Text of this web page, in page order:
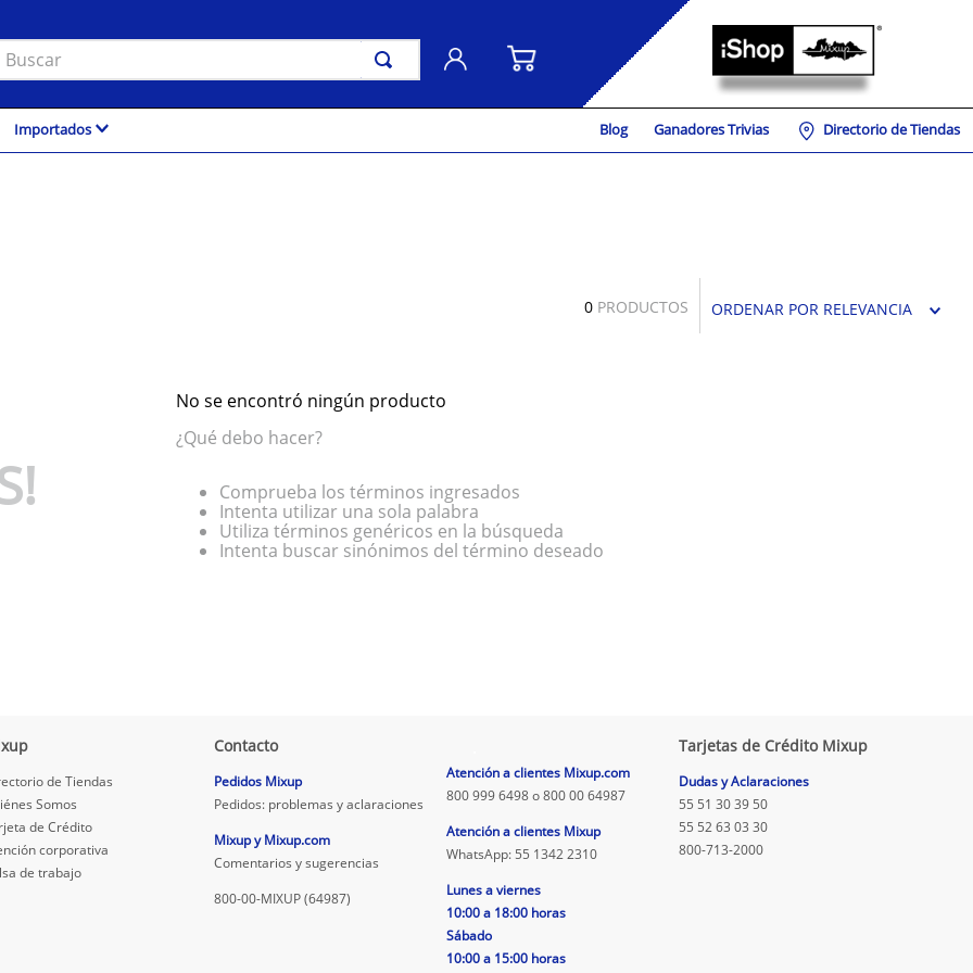
Importados Blog Ganadores Trivias Directorio de Tiendas
0 PRODUCTOS ORDENAR POR RELEVANCIA
No se encontró ningún producto
¿Qué debo hacer?
Comprueba los términos ingresados
Intenta utilizar una sola palabra
Utiliza términos genéricos en la búsqueda
Intenta buscar sinónimos del término deseado
de Tiendas
Somos
de Crédito
corporativa
de trabajo
Contacto
Pedidos Mixup
Pedidos: problemas y aclaraciones
Mixup y Mixup.com
Comentarios y sugerencias
800-00-MIXUP (64987)
Atención a clientes Mixup.com
800 999 6498 o 800 00 64987
Atención a clientes Mixup
WhatsApp: 55 1342 2310
Lunes a viernes
10:00 a 18:00 horas
Sábado
10:00 a 15:00 horas
Tarjetas de Crédito Mixup
Dudas y Aclaraciones
55 51 30 39 50
55 52 63 03 30
800-713-2000